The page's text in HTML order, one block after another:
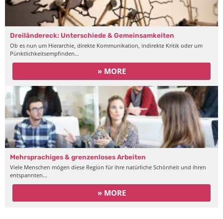
Dreiländereck: Unterschiede & Gemeinsamkeiten
Ob es nun um Hierarchie, direkte Kommunikation, indirekte Kritik oder um
Pünktlichkeitsempfinden…
» MORE
Mehrsprachiges & grenzenloses Arbeiten
Viele Menschen mögen diese Region für ihre natürliche Schönheit und ihren
entspannten…
» MORE